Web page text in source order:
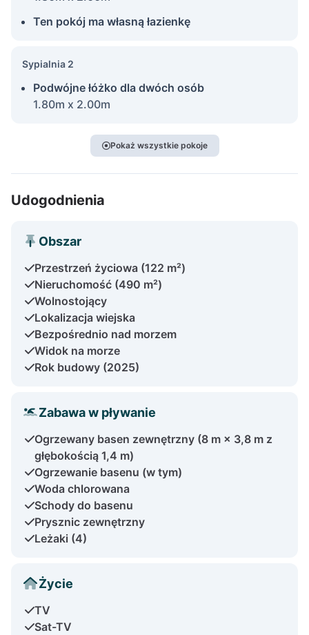
Ten pokój ma własną łazienkę
Sypialnia 2
Podwójne łóżko dla dwóch osób
1.80m x 2.00m
Pokaż wszystkie pokoje
Udogodnienia
Obszar
Przestrzeń życiowa (122 m²)
Nieruchomość (490 m²)
Wolnostojący
Lokalizacja wiejska
Bezpośrednio nad morzem
Widok na morze
Rok budowy (2025)
Zabawa w pływanie
Ogrzewany basen zewnętrzny (8 m × 3,8 m z
głębokością 1,4 m)
Ogrzewanie basenu (w tym)
Woda chlorowana
Schody do basenu
Prysznic zewnętrzny
Leżaki (4)
Życie
TV
Sat-TV